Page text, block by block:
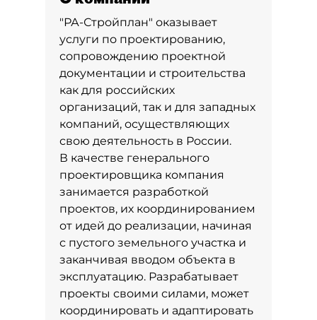
"РА-Стройплан" оказывает
услуги по проектированию,
сопровождению проектной
документации и строительства
как для российских
организаций, так и для западных
компаний, осуществляющих
свою деятельность в России.
В качестве генерального
проектировщика компания
занимается разработкой
проектов, их координированием
от идей до реализации, начиная
с пустого земельного участка и
заканчивая вводом объекта в
эксплуатацию. Разрабатывает
проекты своими силами, может
координировать и адаптировать